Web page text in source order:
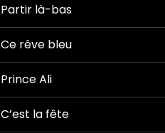
Partir là-bas
Ce rêve bleu
Prince Ali
C’est la fête